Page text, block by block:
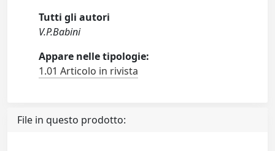
Tutti gli autori
V.P.Babini
Appare nelle tipologie:
1.01 Articolo in rivista
File in questo prodotto: